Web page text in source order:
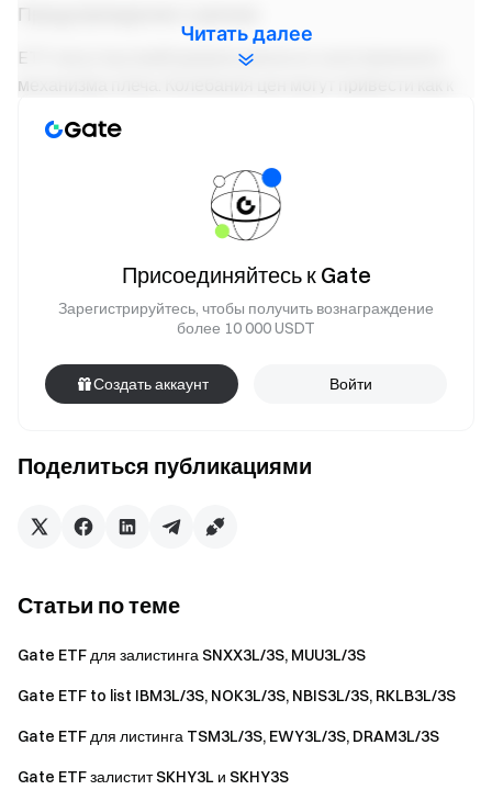
Предупреждение о рисках
ETF несут высокий уровень риска из-за встроенного
механизма плеча. Колебания цен могут привести как к
Кроме того, из-за планового и внутридневного
ребалансирования совокупный доход за определенный
период может не соответствовать целевому
соотношению плеча. ETF в первую очередь
подходят для долгосрочного хранения. Пожалуйста,
убедитесь, что Вы полностью понимаете все связанные
с этим риски перед началом торговли.
Проводник в мир криптовалют
Начните действовать уже сейчас
приветственных наградах
Пригласите друзейи заработайте до 40% их комиссий
Посетите официальный сайт Gate
Загрузите приложение Gate | Десктоп-версию
Читать далее
Поделиться публикациями
Присоединяйтесь к Gate
Зарегистрируйтесь, чтобы получить вознаграждение
более 10 000 USDT
Создать аккаунт Войти
Статьи по теме
Gate ETF для залистинга SNXX3L/3S, MUU3L/3S
Gate ETF to list IBM3L/3S, NOK3L/3S, NBIS3L/3S, RKLB3L/3S
Gate ETF для листинга TSM3L/3S, EWY3L/3S, DRAM3L/3S
Gate ETF залистит SKHY3L и SKHY3S